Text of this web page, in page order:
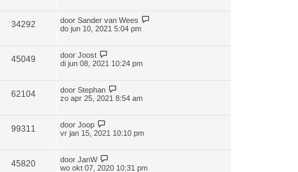
34292 door Sander van Wees
do jun 10, 2021 5:04 pm
45049 door Joost
di jun 08, 2021 10:24 pm
62104 door Stephan
zo apr 25, 2021 8:54 am
99311 door Joop
vr jan 15, 2021 10:10 pm
45820 door JanW
wo okt 07, 2020 10:31 pm